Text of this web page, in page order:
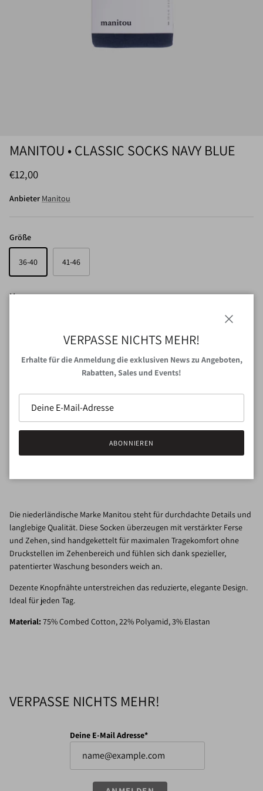
MANITOU • CLASSIC SOCKS NAVY BLUE
Normaler Preis
€12,00
Anbieter Manitou
Größe
36-40 41-46
Menge
IN DEN WARENKORB
JETZT ZUM CHECKOUT
VAN NORD Storeverfügbar
Gewöhnlich fertig in 24 Stunden
Die niederländische Marke Manitou steht für durchdachte Details und
langlebige Qualität. Diese Socken überzeugen mit verstärkter Ferse
und Zehen, sind handgekettelt für maximalen Tragekomfort ohne
Druckstellen im Zehenbereich und fühlen sich dank spezieller,
patentierter Waschung besonders weich an.
Dezente Knopfnähte unterstreichen das reduzierte, elegante Design.
Ideal für jeden Tag.
Material: 75% Combed Cotton, 22% Polyamid, 3% Elastan
VERPASSE NICHTS MEHR!
Deine E-Mail Adresse*
VERPASSE NICHTS MEHR!
Erhalte für die Anmeldung die exklusiven News zu Angeboten,
Rabatten, Sales und Events!
ABONNIEREN